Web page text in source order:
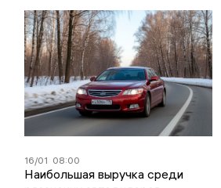
16/01 08:00
Наибольшая выручка среди